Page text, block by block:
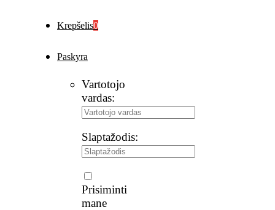
Krepšelis0
Paskyra
Vartotojo
vardas:
Slaptažodis:
Prisiminti
mane